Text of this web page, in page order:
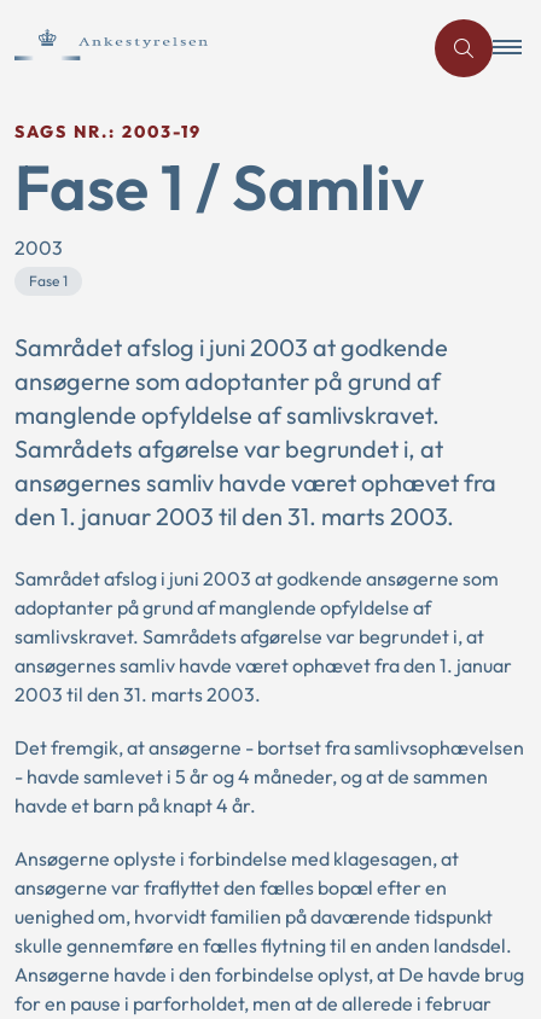
SAGS NR.: 2003-19
Fase 1 / Samliv
2003
Fase 1
Samrådet afslog i juni 2003 at godkende
ansøgerne som adoptanter på grund af
manglende opfyldelse af samlivskravet.
Samrådets afgørelse var begrundet i, at
ansøgernes samliv havde været ophævet fra
den 1. januar 2003 til den 31. marts 2003.
Samrådet afslog i juni 2003 at godkende ansøgerne som
adoptanter på grund af manglende opfyldelse af
samlivskravet. Samrådets afgørelse var begrundet i, at
ansøgernes samliv havde været ophævet fra den 1. januar
2003 til den 31. marts 2003.
Det fremgik, at ansøgerne - bortset fra samlivsophævelsen
- havde samlevet i 5 år og 4 måneder, og at de sammen
havde et barn på knapt 4 år.
Ansøgerne oplyste i forbindelse med klagesagen, at
ansøgerne var fraflyttet den fælles bopæl efter en
uenighed om, hvorvidt familien på daværende tidspunkt
skulle gennemføre en fælles flytning til en anden landsdel.
Ansøgerne havde i den forbindelse oplyst, at De havde brug
for en pause i parforholdet, men at de allerede i februar